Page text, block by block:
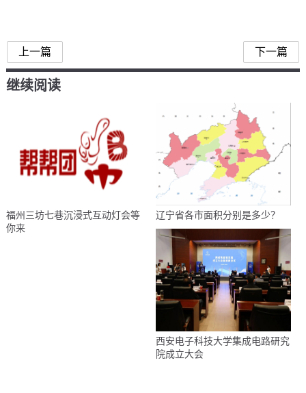
上一篇 下一篇
继续阅读
福州三坊七巷沉浸式互动灯会等
你来
辽宁省各市面积分别是多少？
西安电子科技大学集成电路研究
院成立大会